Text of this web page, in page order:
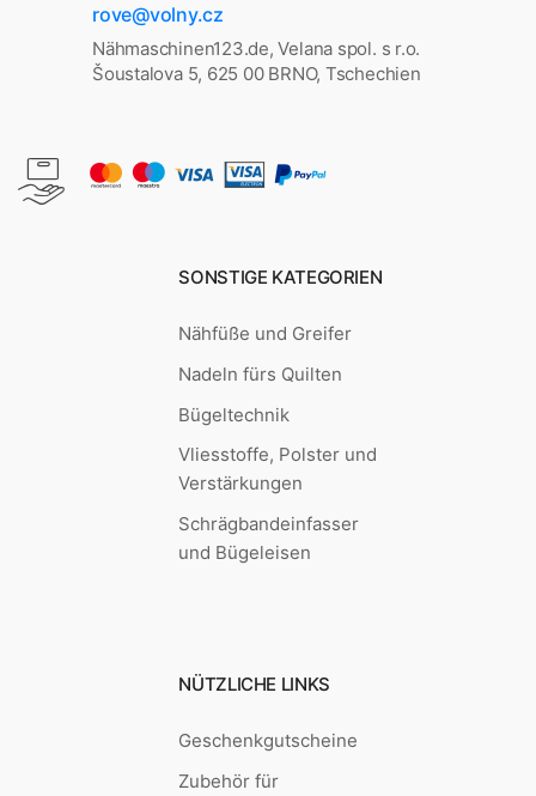
rove@volny.cz
Nähmaschinen123.de, Velana spol. s r.o.
Šoustalova 5, 625 00 BRNO, Tschechien
SONSTIGE KATEGORIEN
Nähfüße und Greifer
Nadeln fürs Quilten
Bügeltechnik
Vliesstoffe, Polster und
Verstärkungen
Schrägbandeinfasser
und Bügeleisen
NÜTZLICHE LINKS
Geschenkgutscheine
Zubehör für